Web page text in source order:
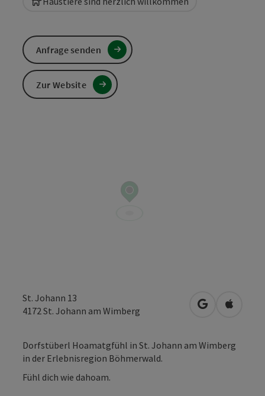
St. Johann 13
4172 St. Johann am Wimberg in Google
in
Dorfstüberl Hoamatgfühl in St. Johann am Wimberg
in der Erlebnisregion Böhmerwald.
Fühl dich wie dahoam.
Anfrage senden
Zur Website